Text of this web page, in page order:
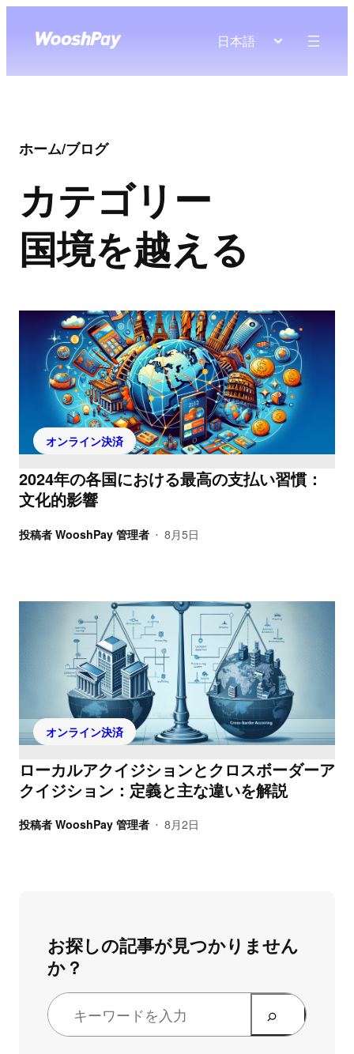
日本語
ホーム/ブログ
カテゴリー
国境を越える
オンライン決済
2024年の各国における最高の支払い習慣：
文化的影響
投稿者 WooshPay 管理者 • 8月5日
オンライン決済
ローカルアクイジションとクロスボーダーア
クイジション：定義と主な違いを解説
投稿者 WooshPay 管理者 • 8月2日
お探しの記事が見つかりません
か？